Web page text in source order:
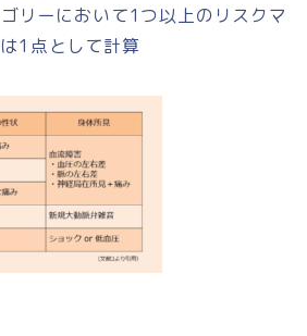
リーにおいて1つ以上のリスクマ
1点として計算